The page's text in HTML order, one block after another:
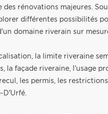
rénovations majeures.
différentes possibilités
domaine riverain sur
la limite riveraine
la façade riveraine, l'usage
les permis, les
D'Urfé.